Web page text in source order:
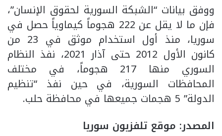
ووفق بيانات “الشبكة السورية لحقوق الإنسان”،
فإن ما لا يقل عن 222 هجوماً كيماوياً حصل في
سوريا، منذ أول استخدام موثق في 23 من
كانون الأول 2012 حتى آذار 2021، نفذ النظام
السوري منها 217 هجوماً، في مختلف
المحافظات السورية، في حين نفذ “تنظيم
الدولة” 5 هجمات جميعها في محافظة حلب.
المصدر: موقع تلفزيون سوريا